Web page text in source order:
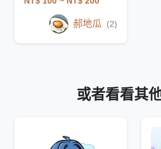
郝地瓜 (2)
或者看看其